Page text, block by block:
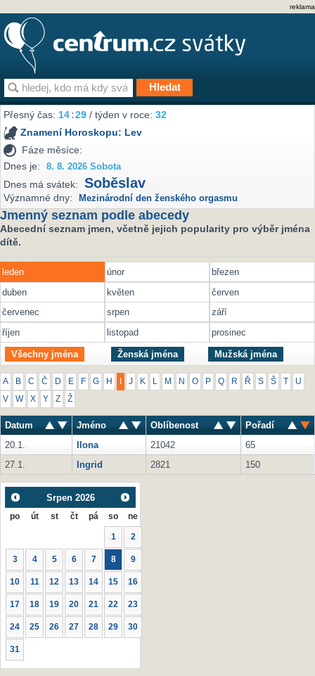
reklama
Přesný čas:14:29 / týden v roce:32
Znamení Horoskopu: Lev
Fáze měsíce:
Dnes je:
8. 8. 2026 Sobota
Dnes má svátek: Soběslav
Významné dny: Mezinárodní den ženského orgasmu
Jmenný seznam podle abecedy
Abecední seznam jmen, včetně jejich popularity pro výběr jména
dítě.
leden únor
březen
duben
květen
červen
červenec
srpen
září
říjen
listopad prosinec
Všechny jména Ženská jména Mužská jména
A B C Č D E F G H J K M N O P Q R Ř S Š U
V W X Y Z Ž
Datum Jméno Oblíbenost
Pořadí
20.1.
Ilona 21042
65
27.1.
Ingrid 2821 150
Srpen 2026
po út st čt pá so ne
1 2
3 4 5 6 7 8 9
10 11 12 13 14 15 16
17 18 19 20 21 22 23
24 25 26 27 28 29 30
31